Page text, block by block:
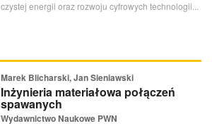
czystej energii oraz rozwoju cyfrowych technologii...
Marek Blicharski, Jan Sieniawski
Inżynieria materiałowa połączeń
spawanych
Wydawnictwo Naukowe PWN